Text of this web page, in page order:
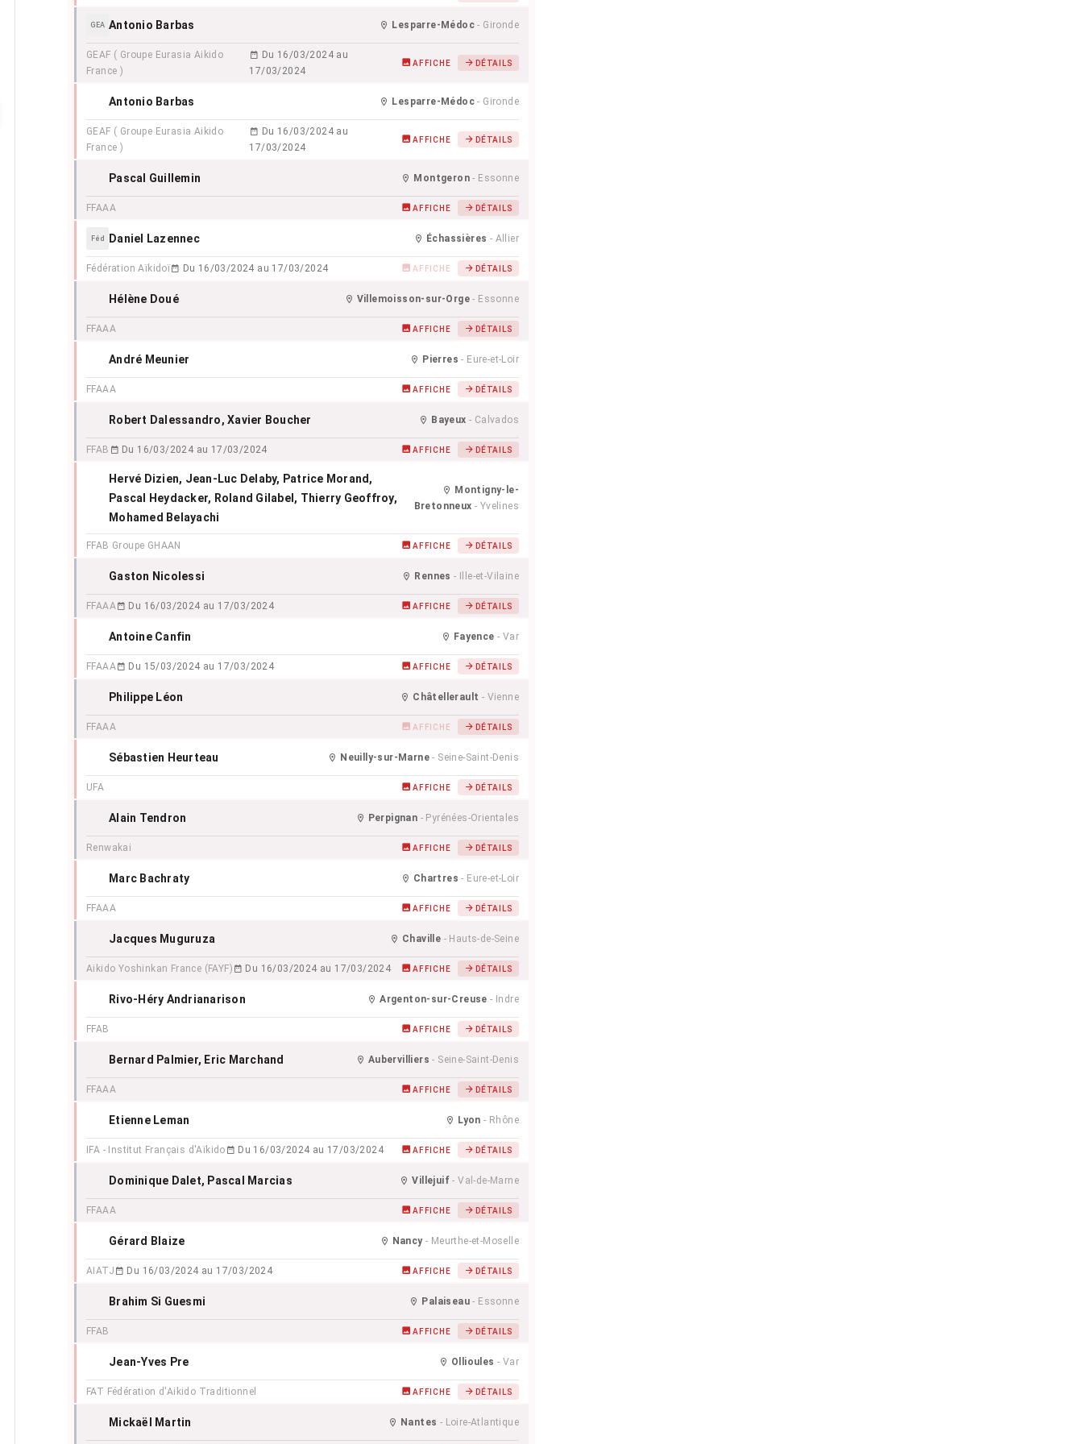
GEA Antonio Barbas Lesparre-Médoc - Gironde
GEAF ( Groupe Eurasia Aikido
France )
Du 16/03/2024 au
17/03/2024
AFFICHE DÉTAILS
Antonio Barbas Lesparre-Médoc - Gironde
GEAF ( Groupe Eurasia Aikido
France )
Du 16/03/2024 au
17/03/2024
AFFICHE DÉTAILS
Pascal Guillemin Montgeron - Essonne
FFAAA AFFICHE DÉTAILS
Féd Daniel Lazennec Échassières - Allier
Fédération Aïkidoï Du 16/03/2024 au 17/03/2024 AFFICHE DÉTAILS
Hélène Doué Villemoisson-sur-Orge - Essonne
FFAAA AFFICHE DÉTAILS
André Meunier Pierres - Eure-et-Loir
FFAAA AFFICHE DÉTAILS
Robert Dalessandro, Xavier Boucher Bayeux - Calvados
FFAB Du 16/03/2024 au 17/03/2024 AFFICHE DÉTAILS
Hervé Dizien, Jean-Luc Delaby, Patrice Morand ,
Pascal Heydacker, Roland Gilabel , Thierry Geoffroy,
Mohamed Belayachi
Montigny-le-
Bretonneux - Yvelines
FFAB Groupe GHAAN AFFICHE DÉTAILS
Gaston Nicolessi Rennes - Ille-et-Vilaine
FFAAA Du 16/03/2024 au 17/03/2024 AFFICHE DÉTAILS
Antoine Canfin Fayence - Var
FFAAA Du 15/03/2024 au 17/03/2024 AFFICHE DÉTAILS
Philippe Léon Châtellerault - Vienne
FFAAA AFFICHE DÉTAILS
Sébastien Heurteau Neuilly-sur-Marne - Seine-Saint-Denis
UFA AFFICHE DÉTAILS
Alain Tendron Perpignan - Pyrénées-Orientales
Renwakai AFFICHE DÉTAILS
Marc Bachraty Chartres - Eure-et-Loir
FFAAA AFFICHE DÉTAILS
Jacques Muguruza Chaville - Hauts-de-Seine
Aikido Yoshinkan France (FAYF) Du 16/03/2024 au 17/03/2024 AFFICHE DÉTAILS
Rivo-Héry Andrianarison Argenton-sur-Creuse - Indre
FFAB AFFICHE DÉTAILS
Bernard Palmier, Eric Marchand Aubervilliers - Seine-Saint-Denis
FFAAA AFFICHE DÉTAILS
Etienne Leman Lyon - Rhône
IFA - Institut Français d'Aïkido Du 16/03/2024 au 17/03/2024 AFFICHE DÉTAILS
Dominique Dalet, Pascal Marcias Villejuif - Val-de-Marne
FFAAA AFFICHE DÉTAILS
Gérard Blaize Nancy- Meurthe-et-Moselle
AIATJ Du 16/03/2024 au 17/03/2024 AFFICHE DÉTAILS
Brahim Si Guesmi Palaiseau - Essonne
FFAB AFFICHE DÉTAILS
Jean-Yves Pre Ollioules - Var
FAT Fédération d'Aikido Traditionnel AFFICHE DÉTAILS
Mickaël Martin Nantes - Loire-Atlantique